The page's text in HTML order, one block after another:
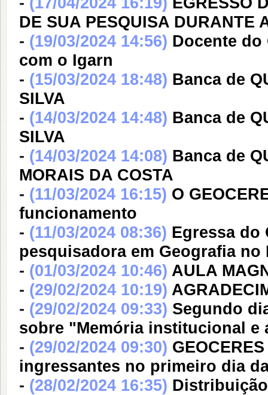
DE SUA PESQUISA DURANTE
- (19/03/2024 14:56) Docente do
com o Igarn
- (15/03/2024 18:48) Banca de
SILVA
- (14/03/2024 14:48) Banca de
SILVA
- (14/03/2024 14:08) Banca de
MORAIS DA COSTA
- (11/03/2024 16:15) O
funcionamento
- (11/03/2024 08:36) Egressa do
pesquisadora em Geografia no
- (01/03/2024 10:46) AULA
- (29/02/2024 10:19)
- (29/02/2024 09:33) Segundo
sobre "Memória institucional e
- (29/02/2024 09:30)
ingressantes no primeiro dia
- (28/02/2024 16:35)